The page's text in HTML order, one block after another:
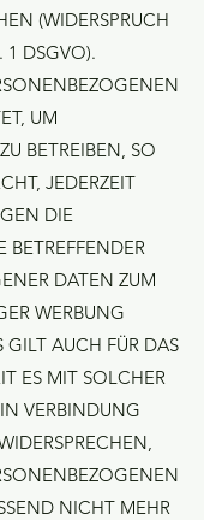
(WIDERSPRUCH
1 DSGVO).
UM
BETREIBEN, SO
JEDERZEIT
DIE
BETREFFENDER
DATEN ZUM
WERBUNG
GILT AUCH FÜR DAS
ES MIT SOLCHER
VERBINDUNG
NICHT MEHR